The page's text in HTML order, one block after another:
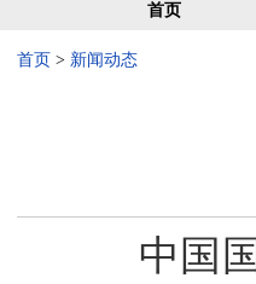
首页
首页 > 新闻动态
中国国